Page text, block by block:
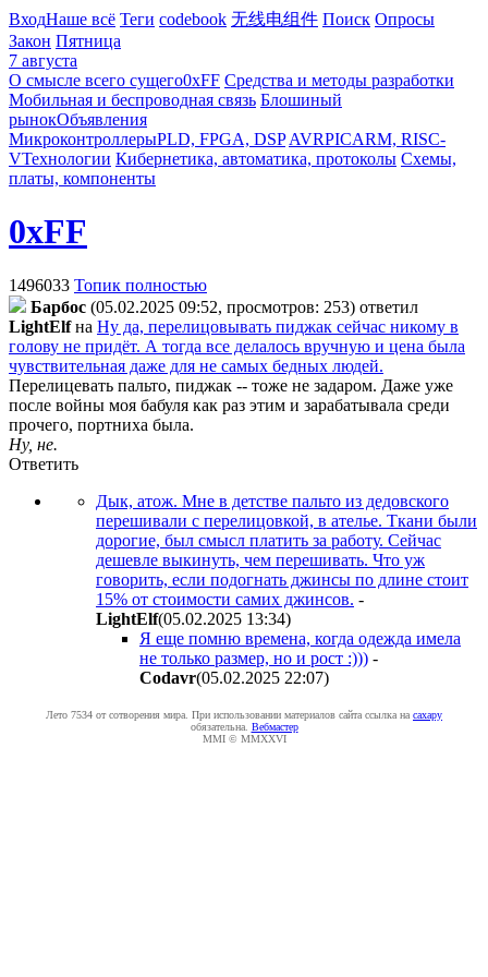
ВходНаше всё Теги codebook 无线电组件 Поиск Опросы
Закон Пятница
7 августа
О смысле всего сущего0xFF Средства и методы разработки
Мобильная и беспроводная связь Блошиный
рынокОбъявления
МикроконтроллерыPLD, FPGA, DSP AVRPICARM, RISC-
VТехнологии Кибернетика, автоматика, протоколы Схемы,
платы, компоненты
0xFF
1496033 Топик полностью
Бapбoc (05.02.2025 09:52, просмотров: 253) ответил
LightElfна Ну да, перелицовывать пиджак сейчас никому в
голову не придёт. А тогда все делалось вручную и цена была
чувствительная даже для не самых бедных людей.
Перелицевать пальто, пиджак -- тоже не задаром. Даже уже
после войны моя бабуля как раз этим и зарабатывала среди
прочего, портниха была.
Ну, не.
Ответить
Дык, атож. Мне в детстве пальто из дедовского
перешивали с перелицовкой, в ателье. Ткани были
дорогие, был смысл платить за работу. Сейчас
дешевле выкинуть, чем перешивать. Что уж
говорить, если подогнать джинсы по длине стоит
15% от стоимости самих джинсов. -
LightElf(05.02.2025 13:34)
Я еще помню времена, когда одежда имела
не только размер, но и рост :))) -
Codavr(05.02.2025 22:07)
Лето 7534 от сотворения мира. При использовании материалов сайта ссылка на caxapу
обязательна. Вебмастер
MMI © MMXXVI